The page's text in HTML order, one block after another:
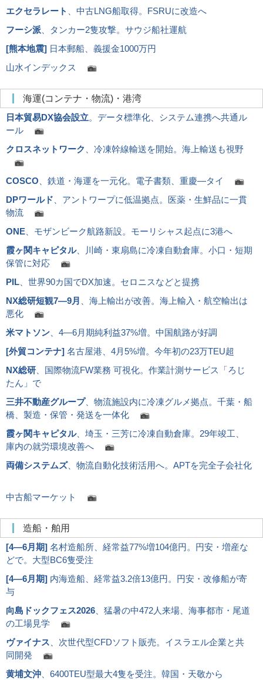
エクセラレート
、中古LNG船取得。FSRUに改造へ
フーシ派 、タンカー2隻攻撃。サウジ船社運航
[熊本地震] 日本郵船、義援金1000万円
山水インデックス
海運(コンテナ・物流)・港湾
日本貿易DX協会設立。データ標準化、システム連携へ共通ル
ール
クロスネットワーク
、冷凍幹線輸送を開始。海上輸送も視野
COSCO 、鉄道・海運を一元化。電子書類、重慶―タイ
DPワールド 、アントワープに低温拠点。医薬・生鮮品に一貫
物流
ONE 、モザンビーク航路新設。モーリシャス起点に3港へ
霞ヶ関キャピタル、川崎・東扇島に冷凍自動倉庫。小口・短期
保管に対応
PIL 、世界90カ国でDX加速。セロニスなどと提携
NX総研短観7―9月
、海上輸出が改善。海上輸入・航空輸出は
悪化
米マトソン 、4―6月期純利益37%増。中国航路が好調
[外貿コンテナ] 名古屋港、4月5%増。今年初の23万TEU超
NX総研 、国際物流FW業務 可視化。作業計測サービス「ろじ
たん」で
三井不動産グループ、物流施設内に冷凍グルメ拠点。千葉・船
橋、製造・保管・発送を一体化
霞ヶ関キャピタル、埼玉・三芳に冷凍自動倉庫。29年竣工、
庫内の就労環境改善へ
両備システムズ、物流自動化技術活用へ。APTを完全子会社化
中古船マーケット
造船・舶用
[4―6月期] 名村造船所、経常益77%増104億円。円安・増産な
どで。大型BC6隻受注
[4―6月期] 内海造船、経常益3.2倍13億円。円安・改修船が寄
与
向島ドックフェス2026 、猛暑の中472人来場、海事都市・尾道
の工場見学
ヴァイナス 、次世代型CFDソフト販売。イスラエル企業と共
同開発
黄埔文沖 、6400TEU型最大4隻を受注。韓国・天敬から